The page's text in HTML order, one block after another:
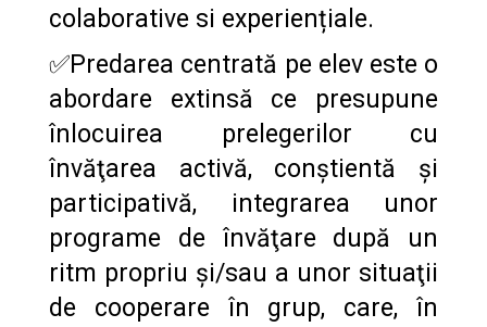
colaborative si experiențiale.
✅Predarea centrată pe elev este o
abordare extinsă ce presupune
înlocuirea prelegerilor cu
învăţarea activă, conștientă și
participativă, integrarea unor
programe de învăţare după un
ritm propriu şi/sau a unor situaţii
de cooperare în grup, care, în